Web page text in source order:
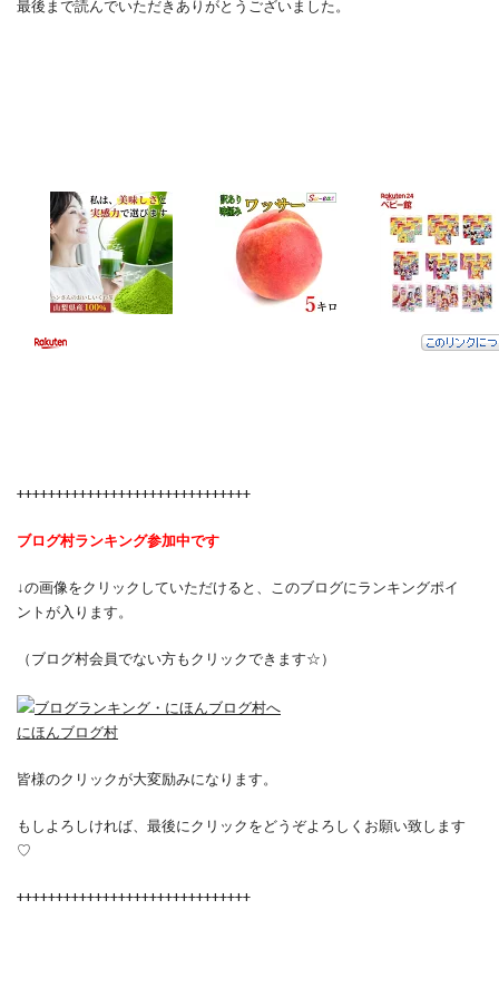
最後まで読んでいただきありがとうございました。
++++++++++++++++++++++++++++++
ブログ村ランキング参加中です
↓の画像をクリックしていただけると、このブログにランキングポイ
ントが入ります。
（ブログ村会員でない方もクリックできます☆）
にほんブログ村
皆様のクリックが大変励みになります。
もしよろしければ、最後にクリックをどうぞよろしくお願い致します
♡
++++++++++++++++++++++++++++++